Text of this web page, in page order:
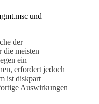
und
der
meisten
ein
erfordert jedoch
ist diskpart
Auswirkungen